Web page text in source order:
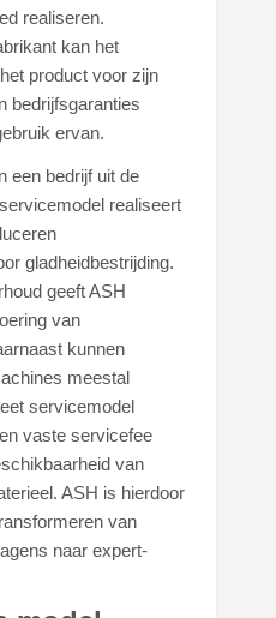
realiseren.
kan het
product voor zijn
bedrijfsgaranties
ervan.
een bedrijf uit de
realiseert
gladheidbestrijding.
geeft ASH
van
kunnen
meestal
servicemodel
vaste servicefee
van
ASH is hierdoor
van
naar expert-